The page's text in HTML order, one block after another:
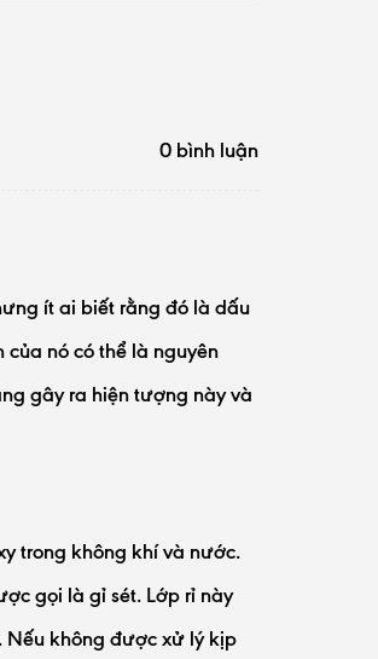
0 bình luận
ít ai biết rằng đó là dấu
nó có thể là nguyên
gây ra hiện tượng này và
trong không khí và nước.
gọi là gỉ sét. Lớp rỉ này
Nếu không được xử lý kịp